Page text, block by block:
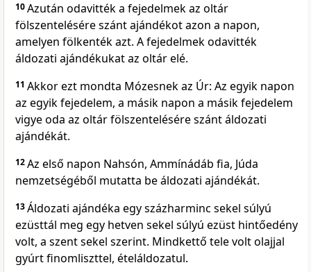
10Azután odavitték a fejedelmek az oltár
fölszentelésére szánt ajándékot azon a napon,
amelyen fölkenték azt. A fejedelmek odavitték
áldozati ajándékukat az oltár elé.
11 Akkor ezt mondta Mózesnek az Úr: Az egyik napon
az egyik fejedelem, a másik napon a másik fejedelem
vigye oda az oltár fölszentelésére szánt áldozati
ajándékát.
12Az első napon Nahsón, Ammínádáb fia, Júda
nemzetségéből mutatta be áldozati ajándékát.
13Áldozati ajándéka egy százharminc sekel súlyú
ezüsttál meg egy hetven sekel súlyú ezüst hintőedény
volt, a szent sekel szerint. Mindkettő tele volt olajjal
gyúrt finomliszttel, ételáldozatul.